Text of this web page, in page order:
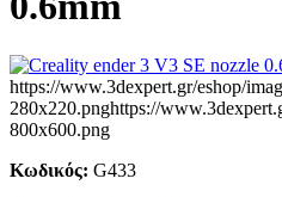
https://www.3dexpert.gr/eshop/
280x220.pnghttps://
800x600.png
Κωδικός: G433